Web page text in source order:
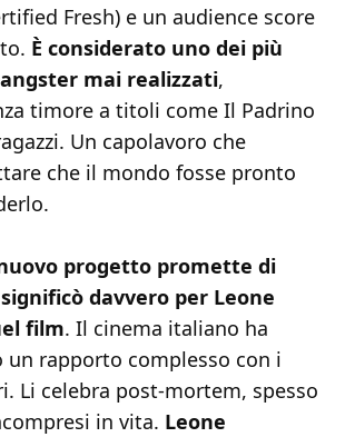
Fresh) e un audience score
È considerato uno dei più
mai realizzati,
timore a titoli come Il Padrino
Un capolavoro che
che il mondo fosse pronto
progetto promette di
davvero per Leone
film. Il cinema italiano ha
un rapporto complesso con i
Li celebra post-mortem, spesso
in vita. Leone